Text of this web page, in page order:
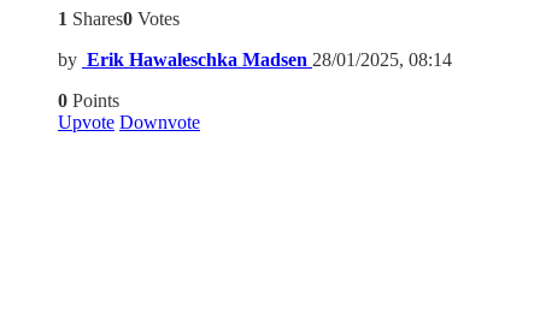
1 Shares0 Votes
by Erik Hawaleschka Madsen 28/01/2025, 08:14
0 Points
Upvote Downvote